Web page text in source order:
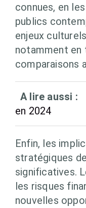
connues, en
publics
enjeux
notamment en
comparaisons
A lire aussi :
en 2024
Enfin, les
stratégiques
significatives.
les risques
nouvelles